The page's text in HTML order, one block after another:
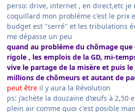
perso: drive, internet , en direct,etc je
coquillard mon probléme c'est le prix
budget est "serré" et les tribulations
me dépasse un peu
quand au probléme du chômage que
rigole , les emplois de la GD, mi-
vive le partage de la misère et puis
millions de chômeurs et autant de
peut être il y aura la Révolution
ps: j’achète la douzaine d’œufs à 2,50
plein air comme quoi c'est posible